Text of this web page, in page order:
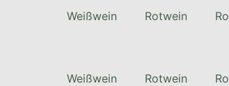
Weißwein Rotwein
Weißwein Rotwein